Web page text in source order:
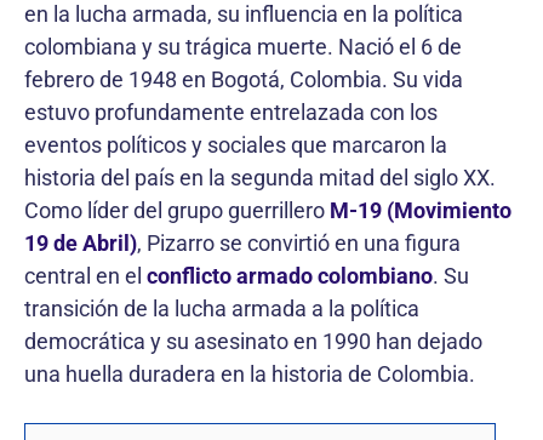
en la lucha armada, su influencia en la política
colombiana y su trágica muerte. Nació el 6 de
febrero de 1948 en Bogotá, Colombia. Su vida
estuvo profundamente entrelazada con los
eventos políticos y sociales que marcaron la
historia del país en la segunda mitad del siglo XX.
Como líder del grupo guerrillero M-19 (Movimiento
19 de Abril), Pizarro se convirtió en una figura
central en el conflicto armado colombiano. Su
transición de la lucha armada a la política
democrática y su asesinato en 1990 han dejado
una huella duradera en la historia de Colombia.